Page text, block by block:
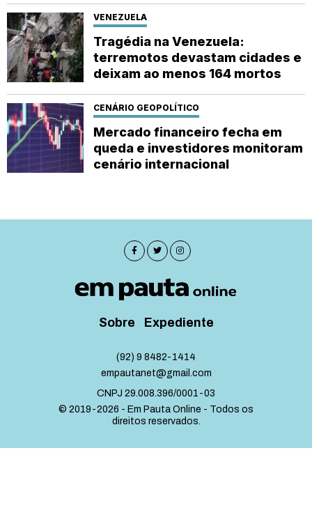
VENEZUELA
Tragédia na Venezuela:
terremotos devastam cidades e
deixam ao menos 164 mortos
CENÁRIO GEOPOLÍTICO
Mercado financeiro fecha em
queda e investidores monitoram
cenário internacional
Sobre Expediente
(92) 9 8482-1414
empautanet@gmail.com
CNPJ 29.008.396/0001-03
© 2019-2026 - Em Pauta Online - Todos os
direitos reservados.